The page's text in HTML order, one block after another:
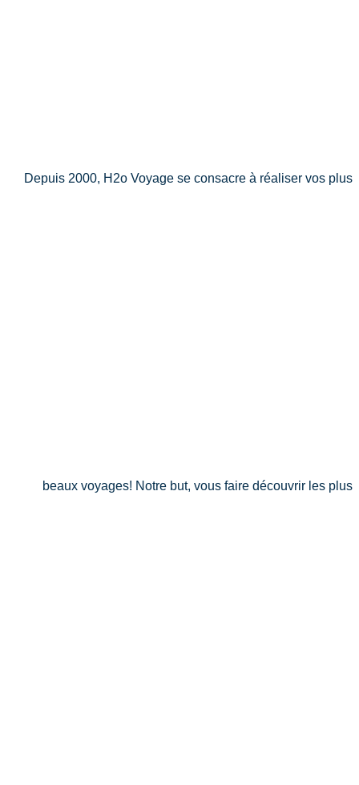
Depuis 2000, H2o Voyage se consacre à réaliser vos plus
beaux voyages! Notre but, vous faire découvrir les plus